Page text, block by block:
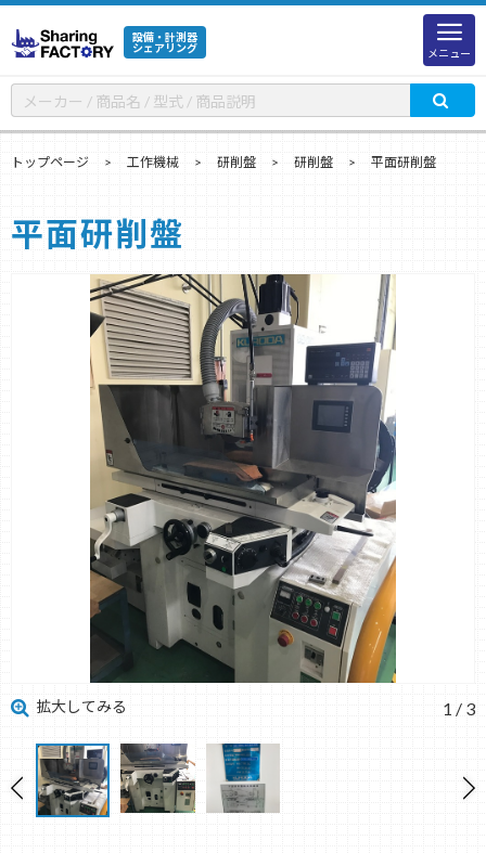
設備・計測器
シェアリング
メニュー
トップページ 工作機械 研削盤 研削盤 平面研削盤
平面研削盤
拡大してみる 1 / 3